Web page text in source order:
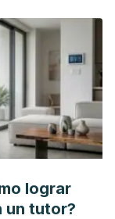
29238948;
lograr
un tutor?